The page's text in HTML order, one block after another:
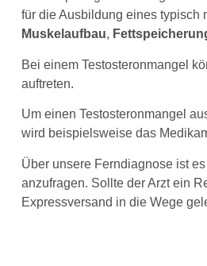
für die Ausbildung eines typisch
Muskelaufbau,
Bei einem Testosteronmangel
auftreten.
Um einen Testosteronmangel
wird beispielsweise das
Über unsere Ferndiagnose ist
anzufragen. Sollte der Arzt ein
Expressversand in die Wege